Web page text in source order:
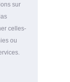
sur
celles-
ou